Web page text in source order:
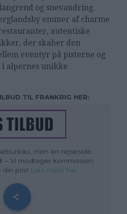
og snevandring.
emmer af charme
autentiske
der skaber den
eventyr på pisterne og
alpernes unikke
TIL FRANKRIG HER:
men en rejseside,
– Vi modtager kommission,
din pris! Læs mere her